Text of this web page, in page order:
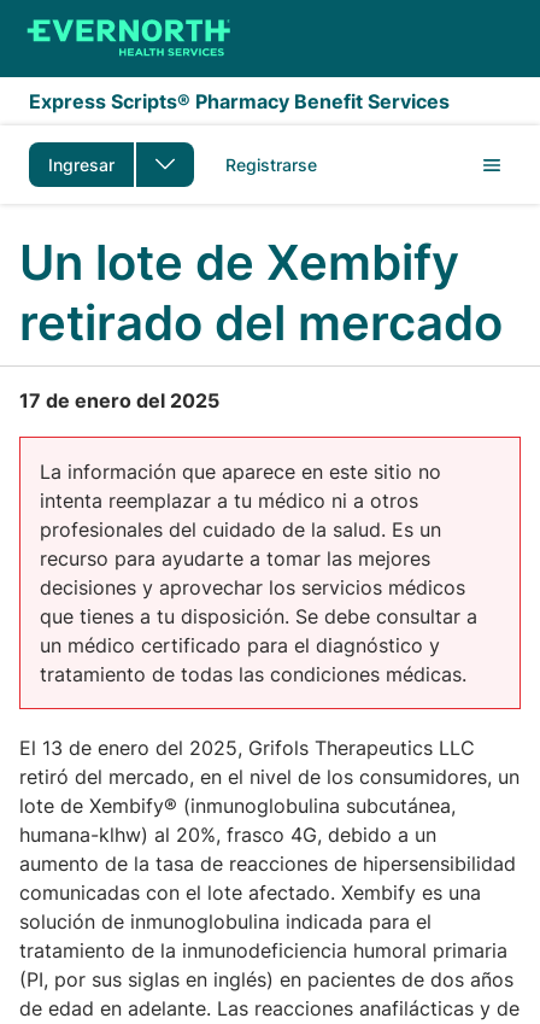
Saltar al contenido principal
Express Scripts® Pharmacy Benefit Services
Ingresar Registrarse
Un lote de Xembify
retirado del mercado
17 de enero del 2025
La información que aparece en este sitio no
intenta reemplazar a tu médico ni a otros
profesionales del cuidado de la salud. Es un
recurso para ayudarte a tomar las mejores
decisiones y aprovechar los servicios médicos
que tienes a tu disposición. Se debe consultar a
un médico certificado para el diagnóstico y
tratamiento de todas las condiciones médicas.
El 13 de enero del 2025, Grifols Therapeutics LLC
retiró del mercado, en el nivel de los consumidores, un
lote de Xembify® (inmunoglobulina subcutánea,
humana-klhw) al 20%, frasco 4G, debido a un
aumento de la tasa de reacciones de hipersensibilidad
comunicadas con el lote afectado. Xembify es una
solución de inmunoglobulina indicada para el
tratamiento de la inmunodeficiencia humoral primaria
(PI, por sus siglas en inglés) en pacientes de dos años
de edad en adelante. Las reacciones anafilácticas y de